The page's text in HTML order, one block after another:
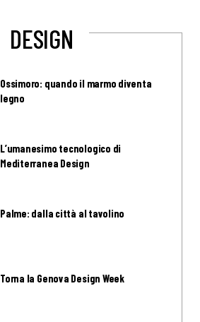
DESIGN
Ossimoro: quando il marmo diventa
legno
L’umanesimo tecnologico di
Mediterranea Design
Palme: dalla città al tavolino
Torna la Genova Design Week